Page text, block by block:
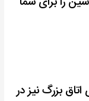
بزرگ نیز در